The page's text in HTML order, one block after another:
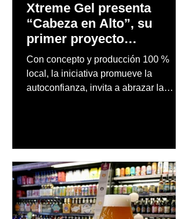
Xtreme Gel presenta
“Cabeza en Alto”, su
primer proyecto
audiovisual concebido y
producido completamente
en Puerto Rico
Con concepto y producción 100 %
local, la iniciativa promueve la
autoconfianza, invita a abrazar la